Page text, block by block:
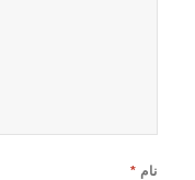
نام *